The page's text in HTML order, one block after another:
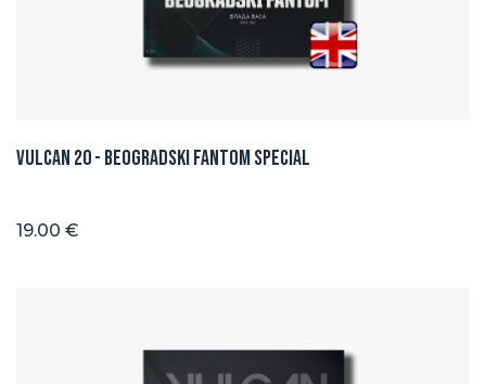
Vulcan 20 - BEOGRADSKI FANTOM SPECIAL
19.00 €